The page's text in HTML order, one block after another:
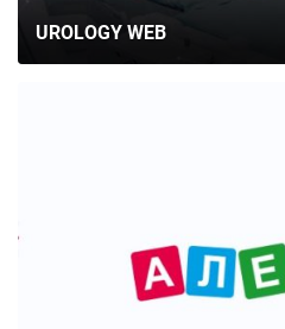
UROLOGY WEB
ГЛАВНАЯ
О НАС